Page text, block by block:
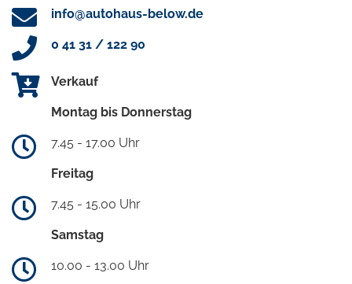
info@autohaus-below.de
0 41 31 / 122 90
Verkauf
Montag bis Donnerstag
7.45 - 17.00 Uhr
Freitag
7.45 - 15.00 Uhr
Samstag
10.00 - 13.00 Uhr